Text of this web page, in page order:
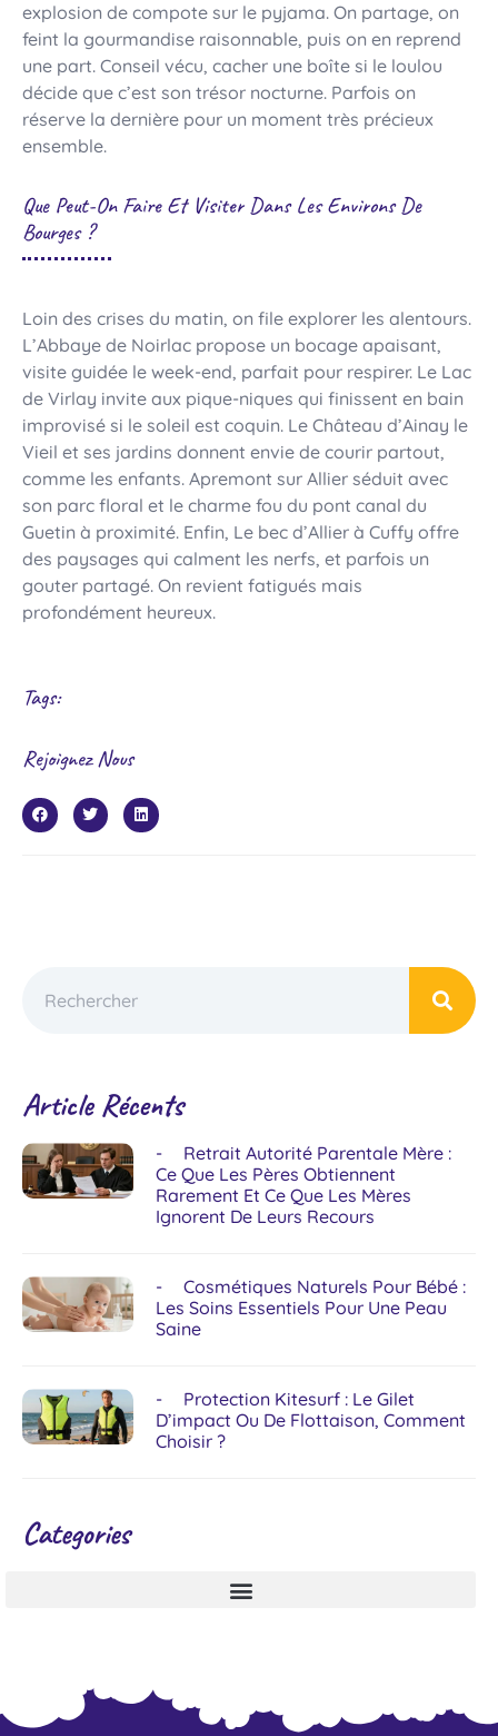
explosion de compote sur le pyjama. On partage, on
feint la gourmandise raisonnable, puis on en reprend
une part. Conseil vécu, cacher une boîte si le loulou
décide que c’est son trésor nocturne. Parfois on
réserve la dernière pour un moment très précieux
ensemble.
Que Peut-On Faire Et Visiter Dans Les Environs De
Bourges ?
Loin des crises du matin, on file explorer les alentours.
L’Abbaye de Noirlac propose un bocage apaisant,
visite guidée le week-end, parfait pour respirer. Le Lac
de Virlay invite aux pique-niques qui finissent en bain
improvisé si le soleil est coquin. Le Château d’Ainay le
Vieil et ses jardins donnent envie de courir partout,
comme les enfants. Apremont sur Allier séduit avec
son parc floral et le charme fou du pont canal du
Guetin à proximité. Enfin, Le bec d’Allier à Cuffy offre
des paysages qui calment les nerfs, et parfois un
gouter partagé. On revient fatigués mais
profondément heureux.
Tags:
Rejoignez Nous
Article Récents
Retrait Autorité Parentale Mère :
Ce Que Les Pères Obtiennent
Rarement Et Ce Que Les Mères
Ignorent De Leurs Recours
Cosmétiques Naturels Pour Bébé :
Les Soins Essentiels Pour Une Peau
Saine
Protection Kitesurf : Le Gilet
D’impact Ou De Flottaison, Comment
Choisir ?
Categories